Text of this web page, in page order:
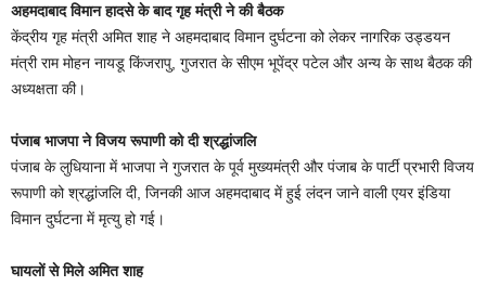
अहमदाबाद विमान हादसे के बाद गृह मंत्री ने की बैठक
केंद्रीय गृह मंत्री अमित शाह ने अहमदाबाद विमान दुर्घटना को लेकर नागरिक उड्डयन
मंत्री राम मोहन नायडू किंजरापु, गुजरात के सीएम भूपेंद्र पटेल और अन्य के साथ बैठक की
अध्यक्षता की।
पंजाब भाजपा ने विजय रूपाणी को दी श्रद्धांजलि
पंजाब के लुधियाना में भाजपा ने गुजरात के पूर्व मुख्यमंत्री और पंजाब के पार्टी प्रभारी विजय
रूपाणी को श्रद्धांजलि दी, जिनकी आज अहमदाबाद में हुई लंदन जाने वाली एयर इंडिया
विमान दुर्घटना में मृत्यु हो गई।
घायलों से मिले अमित शाह